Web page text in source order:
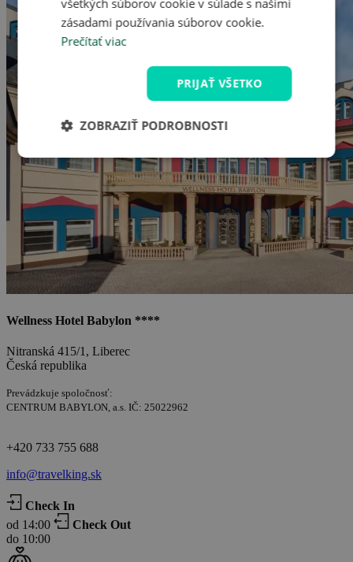
Wellness Hotel Babylon ****
Nitranská 415/1, Liberec
Česká republika
Prevádzkuje spoločnosť:
CENTRUM BABYLON, a.s. IČ: 25022962
+420 733 755 688
info@travelking.sk
Check In
od 14:00
Check Out
do 10:00
všetkých súborov cookie v súlade s našimi
zásadami používania súborov cookie.
Prečítať viac
PRIJAŤ VŠETKO
ZOBRAZIŤ PODROBNOSTI